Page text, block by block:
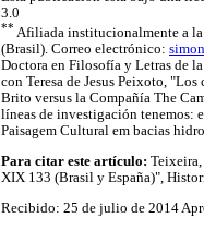
3.0
** Afiliada institucionalmente a
(Brasil). Correo electrónico:
Doctora en Filosofía y Letras de
con Teresa de Jesus Peixoto,
Brito versus la Compañía The
líneas de investigación tenemos:
Paisagem Cultural em bacias
Para citar este artículo: Teixeira,
XIX 133 (Brasil y España)",
Recibido: 25 de julio de 2014